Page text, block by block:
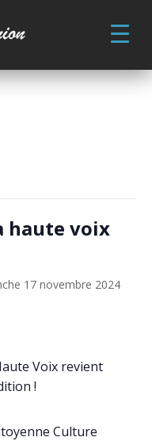
haute voix
17 novembre 2024
Voix revient
!
Culture